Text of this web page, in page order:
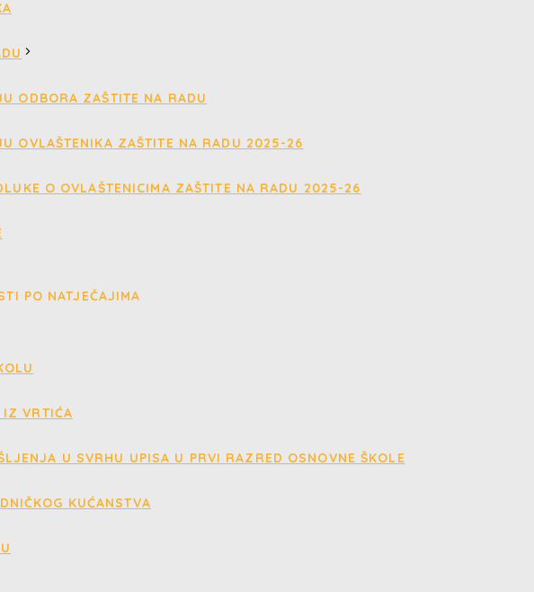
ODBORA ZAŠTITE NA RADU
OVLAŠTENIKA ZAŠTITE NA RADU 2025-26
O OVLAŠTENICIMA ZAŠTITE NA RADU 2025-26
IZ VRTIĆA
U SVRHU UPISA U PRVI RAZRED OSNOVNE ŠKOLE
KUĆANSTVA